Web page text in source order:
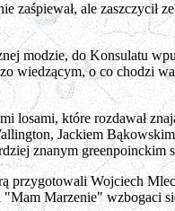
zaśpiewał, ale
modzie, do Konsulatu
wiedzącym, o co chodzi
losami, które rozdawał
Jackiem
znanym
przygotowali Wojciech
Marzenie" wzbogaci